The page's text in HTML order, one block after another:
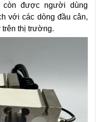
còn được người dùng
với các dòng đầu cân,
trên thị trường.